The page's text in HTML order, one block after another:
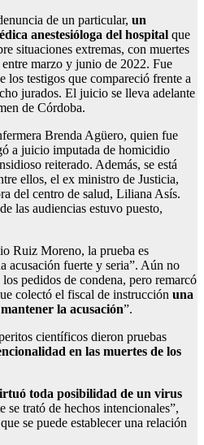
de un particular, un
anestesióloga del hospital que
situaciones extremas, con muertes
marzo y junio de 2022. Fue
los testigos que compareció frente a
jurados. El juicio se lleva adelante
de Córdoba.
Brenda Agüero, quien fue
a juicio imputada de homicidio
reiterado. Además, se está
ellos, el ex ministro de Justicia,
del centro de salud, Liliana Asís.
las audiencias estuvo puesto,
Ruiz Moreno, la prueba es
acusación fuerte y seria”. Aún no
pedidos de condena, pero remarcó
colectó el fiscal de instrucción una
la acusación”.
científicos dieron pruebas
en las muertes de los
toda posibilidad de un virus
se trató de hechos intencionales”,
se puede establecer una relación